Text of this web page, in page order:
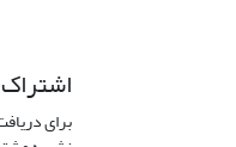
برای